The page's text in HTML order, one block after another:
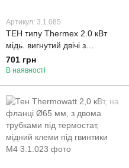
Артикул: 3.1.085
ТЕН типу Thermex 2.0 кВт
мідь. вигнутий двічі з
трубками під 2 термостата.
701 грн
В наявності